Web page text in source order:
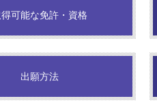
可能な免許・資格
出願方法